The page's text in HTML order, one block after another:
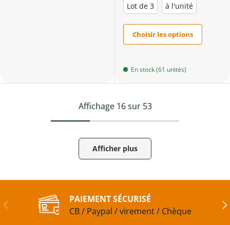
Lot de 3 à l'unité
Choisir les options
En stock (61 unités)
Affichage 16 sur 53
Afficher plus
Précédent
PAIEMENT SÉCURISÉ
CB / Paypal / virement / Chèque